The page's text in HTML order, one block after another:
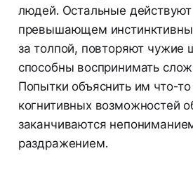
людей. Остальные
превышающем
за толпой, повторяют чужие
способны воспринимать
Попытки объяснить им что-
когнитивных возможностей
заканчиваются
раздражением.